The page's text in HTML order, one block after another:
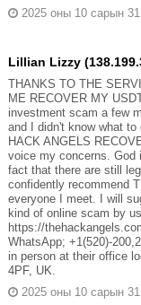
2025 оны 10 сарын 31
Lillian Lizzy
THANKS TO THE
ME RECOVER MY
investment scam a few
and I didn't know what
HACK ANGELS
voice my concerns. God
fact that there are still
confidently recommend
everyone I meet. I will
kind of online scam by
https://
WhatsApp; +1(520)-
in person at their office
4PF, UK.
2025 оны 10 сарын 31